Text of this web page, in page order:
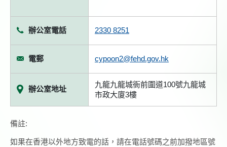
辦公室電話 2330 8251
電郵 cypoon2@fehd.gov.hk
辦公室地址
九龍九龍城衙前圍道100號九龍城
市政大廈3樓
備註:
如果在香港以外地方致電的話，請在電話號碼之前加撥地區號